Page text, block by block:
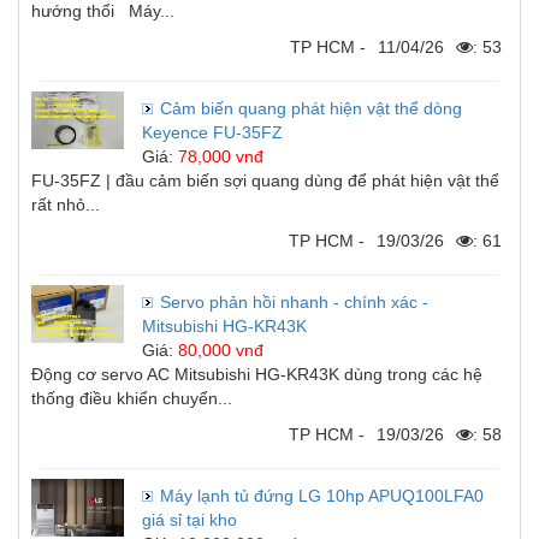
hướng thổi Máy...
TP HCM -
11/04/26 : 53
Cảm biến quang phát hiện vật thể dòng
Keyence FU-35FZ
Giá: 78,000 vnđ
FU-35FZ | đầu cảm biến sợi quang dùng để phát hiện vật thể
rất nhỏ...
TP HCM -
19/03/26 : 61
Servo phản hồi nhanh - chính xác -
Mitsubishi HG-KR43K
Giá: 80,000 vnđ
Động cơ servo AC Mitsubishi HG-KR43K dùng trong các hệ
thống điều khiển chuyển...
TP HCM -
19/03/26 : 58
Máy lạnh tủ đứng LG 10hp APUQ100LFA0
giá sỉ tại kho